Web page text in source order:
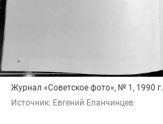
Журнал «Советское фото», № 1, 1990 г.
Источник: Евгений Епанчинцев